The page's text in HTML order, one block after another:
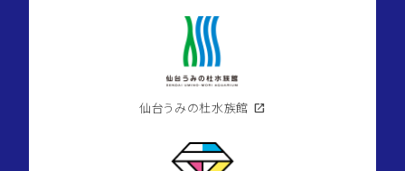
仙台うみの杜水族館 open_in_new